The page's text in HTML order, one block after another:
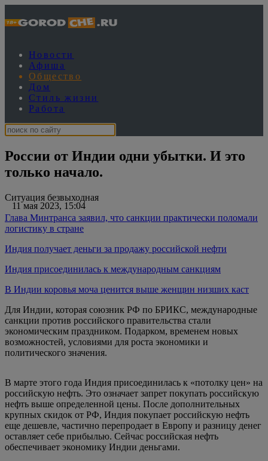
Новости
Афиша
Общество
Дом
Стиль жизни
Работа
России от Индии одни убытки. И это
только начало.
11 мая 2023, 15:04
Ситуация безвыходная
Глава Минтранса заявил, что санкции практически поломали
логистику в стране
Индия получает деньги за продажу российской нефти
Индия присоединилась к международным санкциям
В Индии коровья моча ценится выше женщин низших каст
Для Индии, которая союзник РФ по БРИКС, международные
санкции против российского правительства стали
экономическим праздником. Подарком, временем новых
возможностей, условиями для роста экономики и
политического значения.
В марте этого года Индия присоединилась к «потолку цен» на
российскую нефть. Это означает запрет покупать российскую
нефть выше определенной цены. После дополнительных
крупных скидок от РФ, Индия покупает российскую нефть
еще дешевле, частично перепродает в Европу и разницу денег
оставляет себе прибылью. Сейчас российская нефть
обеспечивает экономику Индии деньгами.